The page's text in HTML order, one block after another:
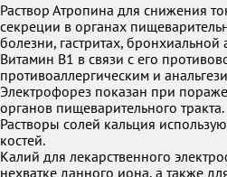
Раствор Атропина для снижения
секреции в органах
болезни, гастритах, бронхиальной
Витамин В1 в связи с его
противоаллергическим и
Электрофорез показан при
органов пищеварительного тракта.
Растворы солей кальция
костей.
Калий для лекарственного
нехватке данного иона, а также